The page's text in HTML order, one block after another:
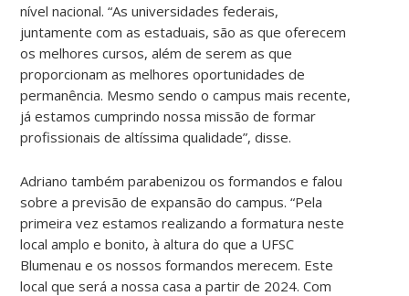
nível nacional. “As universidades federais,
juntamente com as estaduais, são as que oferecem
os melhores cursos, além de serem as que
proporcionam as melhores oportunidades de
permanência. Mesmo sendo o campus mais recente,
já estamos cumprindo nossa missão de formar
profissionais de altíssima qualidade”, disse.
Adriano também parabenizou os formandos e falou
sobre a previsão de expansão do campus. “Pela
primeira vez estamos realizando a formatura neste
local amplo e bonito, à altura do que a UFSC
Blumenau e os nossos formandos merecem. Este
local que será a nossa casa a partir de 2024. Com